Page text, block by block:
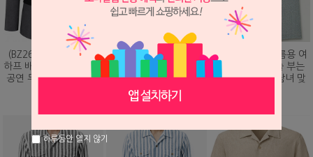
(BZ260203) 화려하게
하프 배색 핫픽스 디자인
공연 무대 맞춤 제작 자
(DS260479) 여름용 여
름용 바람이 솔솔 부는
망사직조 셔츠, 남녀 맞
춤 남방
(DS260473) 여름용 여
름용 바람이 솔솔 부는
망사직조 셔츠, 남녀 맞
하루동안 열지 않기